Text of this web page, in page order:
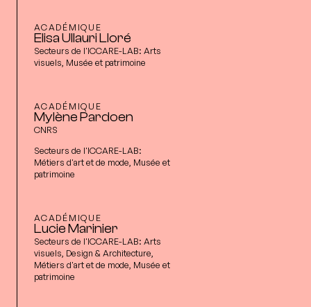
ACADÉMIQUE
Elisa Ullauri Lloré
Secteurs de l'ICCARE-LAB: Arts
visuels, Musée et patrimoine
ACADÉMIQUE
Mylène Pardoen
CNRS
Secteurs de l'ICCARE-LAB:
Métiers d'art et de mode, Musée et
patrimoine
ACADÉMIQUE
Lucie Marinier
Secteurs de l'ICCARE-LAB: Arts
visuels, Design & Architecture,
Métiers d'art et de mode, Musée et
patrimoine